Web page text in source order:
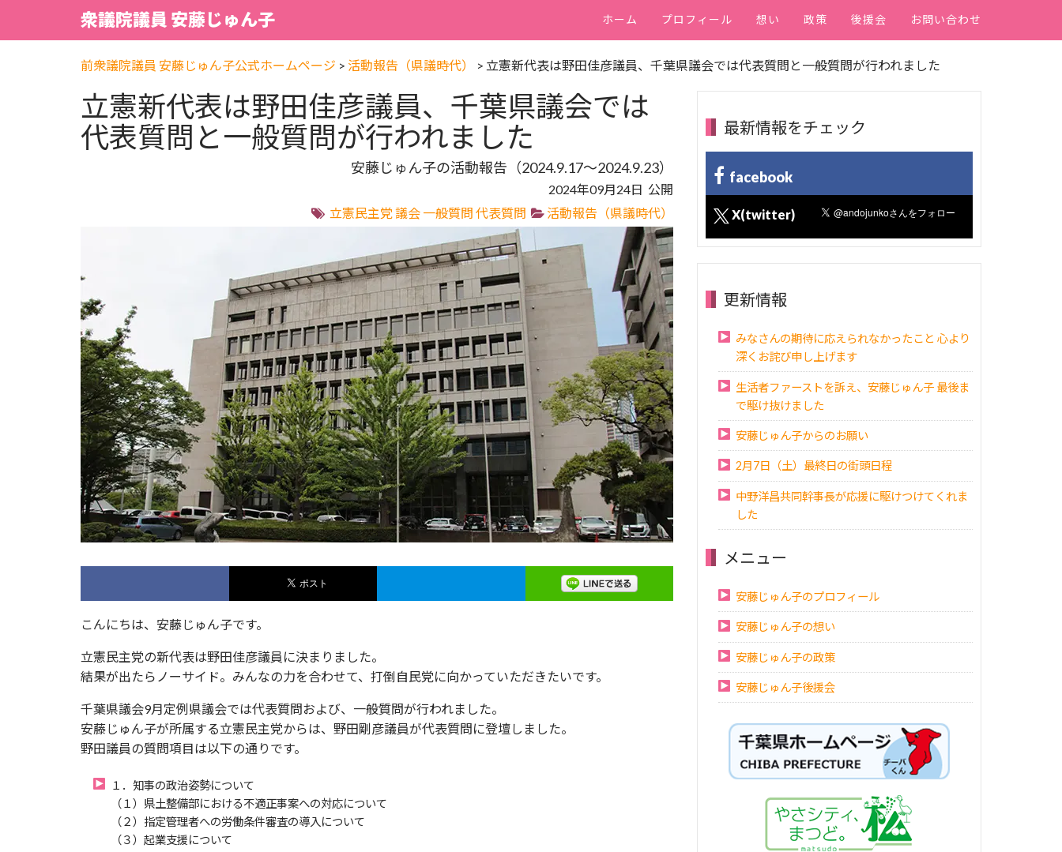
衆議院議員 安藤じゅん子 ホーム プロフィール 想い 政策 後援会 お問い合わせ
前衆議院議員 安藤じゅん子公式ホームページ > 活動報告（県議時代） > 立憲新代表は野田佳彦議員、千葉県議会では代表質問と一般質問が行われました
立憲新代表は野田佳彦議員、千葉県議会では
代表質問と一般質問が行われました
安藤じゅん子の活動報告（2024.9.17～2024.9.23）
2024年09月24日 公開
立憲民主党議会 一般質問 代表質問 活動報告（県議時代）
こんにちは、安藤じゅん子です。
立憲民主党の新代表は野田佳彦議員に決まりました。
結果が出たらノーサイド。みんなの力を合わせて、打倒自民党に向かっていただきたいです。
千葉県議会9月定例県議会では代表質問および、一般質問が行われました。
安藤じゅん子が所属する立憲民主党からは、野田剛彦議員が代表質問に登壇しました。
野田議員の質問項目は以下の通りです。
１．知事の政治姿勢について
（１）県土整備部における不適正事案への対応について
（２）指定管理者への労働条件審査の導入について
（３）起業支援について
最新情報をチェック
facebook
X(twitter)
更新情報
みなさんの期待に応えられなかったこと 心より
深くお詫び申し上げます
生活者ファーストを訴え、安藤じゅん子 最後ま
で駆け抜けました
安藤じゅん子からのお願い
2月7日（土）最終日の街頭日程
中野洋昌共同幹事長が応援に駆けつけてくれま
した
メニュー
安藤じゅん子のプロフィール
安藤じゅん子の想い
安藤じゅん子の政策
安藤じゅん子後援会